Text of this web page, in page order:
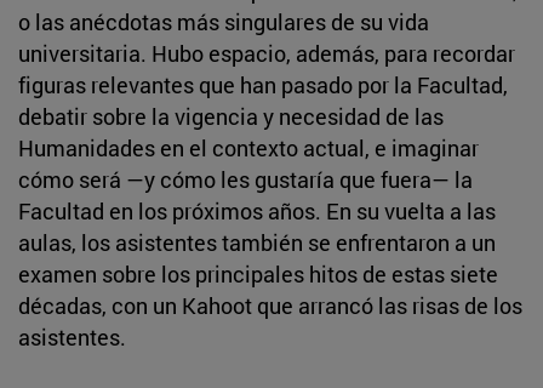
o las anécdotas más singulares de su vida
universitaria. Hubo espacio, además, para recordar
figuras relevantes que han pasado por la Facultad,
debatir sobre la vigencia y necesidad de las
Humanidades en el contexto actual, e imaginar
cómo será —y cómo les gustaría que fuera— la
Facultad en los próximos años. En su vuelta a las
aulas, los asistentes también se enfrentaron a un
examen sobre los principales hitos de estas siete
décadas, con un Kahoot que arrancó las risas de los
asistentes.